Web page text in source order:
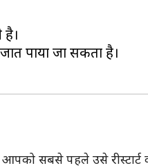
है।
पाया जा सकता है।
सबसे पहले उसे रीस्टार्ट